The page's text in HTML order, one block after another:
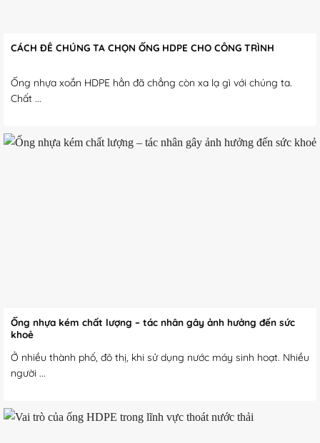
CÁCH ĐỂ CHÚNG TA CHỌN ỐNG HDPE CHO CÔNG TRÌNH
Ống nhựa xoắn HDPE hẳn đã chẳng còn xa lạ gì với chúng ta.
Chất ...
Ống nhựa kém chất lượng – tác nhân gây ảnh hưởng đến sức
khoẻ
Ở nhiều thành phố, đô thị, khi sử dụng nước máy sinh hoạt. Nhiều
người ...